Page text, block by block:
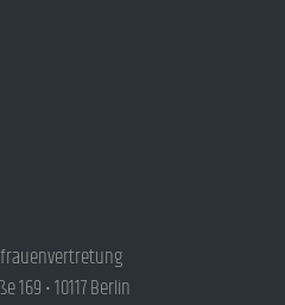
169 • 10117 Berlin